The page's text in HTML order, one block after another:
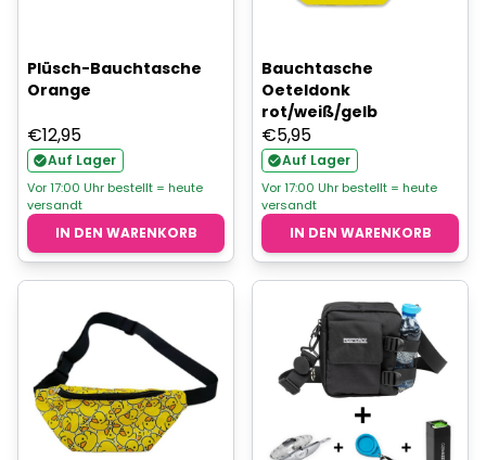
Plüsch-Bauchtasche
Orange
€12,95
Auf Lager
Vor 17:00 Uhr bestellt = heute
versandt
IN DEN WARENKORB
Bauchtasche
Oeteldonk
rot/weiß/gelb
€5,95
Auf Lager
Vor 17:00 Uhr bestellt = heute
versandt
IN DEN WARENKORB